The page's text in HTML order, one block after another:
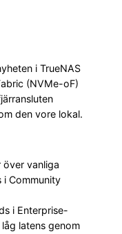
i TrueNAS
(NVMe-oF)
den vore lokal.
över vanliga
i Community
i Enterprise-
latens genom